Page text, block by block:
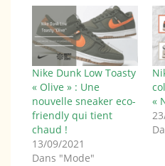
Nike Dunk Low Toasty
« Olive » : Une
nouvelle sneaker eco-
friendly qui tient
chaud !
13/09/2021
Dans "Mode"
«